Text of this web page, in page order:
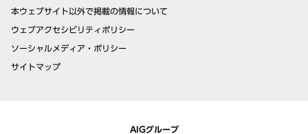
本ウェブサイト以外で掲載の情報について
ウェブアクセシビリティポリシー
ソーシャルメディア・ポリシー
サイトマップ
AIGグループ